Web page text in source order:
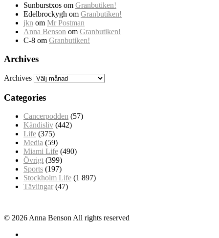
Sunburstxos om Granbutiken!
Edelbrockygh om Granbutiken!
jkn om Mr Postman
Anna Benson om Granbutiken!
C-8 om Granbutiken!
Archives
Archives
Categories
Cancerpodden (57)
Kändisliv (442)
Life (375)
Media (59)
Miami Life (490)
Övrigt (399)
Sports (197)
Stockholm Life (1 897)
Tävlingar (47)
© 2026 Anna Benson All rights reserved